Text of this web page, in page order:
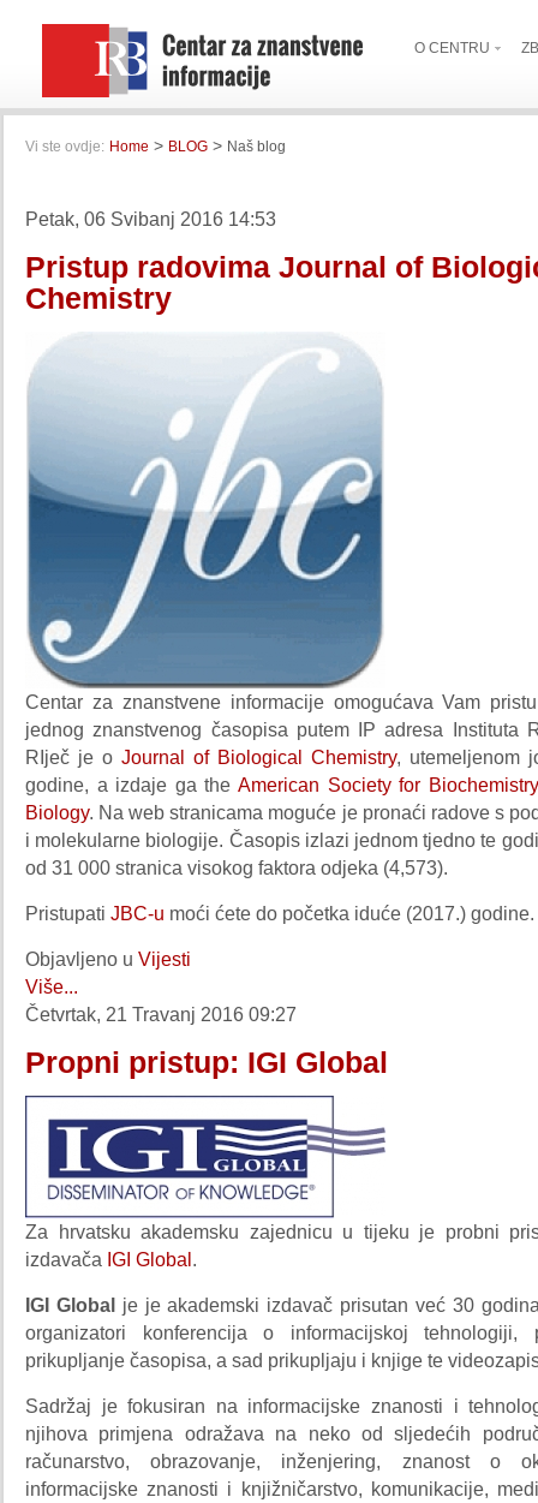
O CENTRU
Vi ste ovdje: Home > BLOG > Naš blog
Petak, 06 Svibanj 2016 14:53
Pristup radovima Journal of
Chemistry
Centar za znanstvene informacije omogućava Vam
jednog znanstvenog časopisa putem IP adresa Instituta
RIječ je o Journal of Biological Chemistry, utemeljenom
godine, a izdaje ga the American Society for
Biology. Na web stranicama moguće je pronaći radove s
i molekularne biologije. Časopis izlazi jednom tjedno te
od 31 000 stranica visokog faktora odjeka (4,573).
Pristupati JBC-u moći ćete do početka iduće (2017.) godine.
Objavljeno u Vijesti
Više...
Četvrtak, 21 Travanj 2016 09:27
Propni pristup: IGI Global
Za hrvatsku akademsku zajednicu u tijeku je probni
izdavača IGI Global.
IGI Globalje je akademski izdavač prisutan već 30
organizatori konferencija o informacijskoj
prikupljanje časopisa, a sad prikupljaju i knjige te
Sadržaj je fokusiran na informacijske znanosti i
njihova primjena odražava na neko od sljedećih
računarstvo, obrazovanje, inženjering, znanost o
informacijske znanosti i knjižničarstvo, komunikacije,